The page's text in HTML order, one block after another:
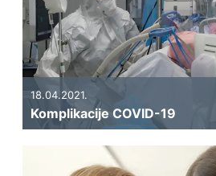
18.04.2021.
Komplikacije COVID-19